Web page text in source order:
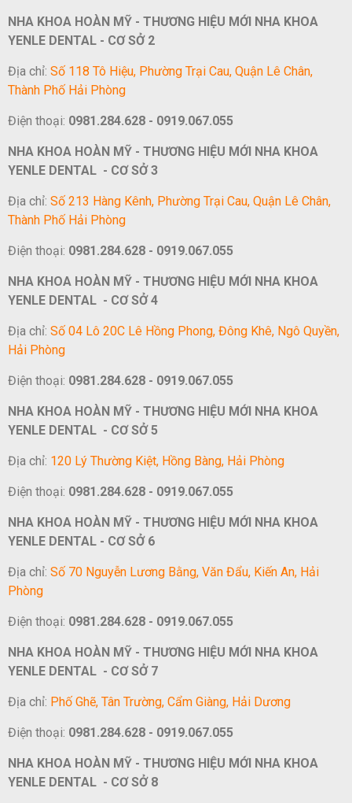
NHA KHOA HOÀN MỸ - THƯƠNG HIỆU MỚI NHA KHOA
YENLE DENTAL - CƠ SỞ 2
Địa chỉ: Số 118 Tô Hiệu, Phường Trại Cau, Quận Lê Chân,
Thành Phố Hải Phòng
Điện thoại: 0981.284.628 - 0919.067.055
NHA KHOA HOÀN MỸ - THƯƠNG HIỆU MỚI NHA KHOA
YENLE DENTAL - CƠ SỞ 3
Địa chỉ: Số 213 Hàng Kênh, Phường Trại Cau, Quận Lê Chân,
Thành Phố Hải Phòng
Điện thoại: 0981.284.628 - 0919.067.055
NHA KHOA HOÀN MỸ - THƯƠNG HIỆU MỚI NHA KHOA
YENLE DENTAL - CƠ SỞ 4
Địa chỉ: Số 04 Lô 20C Lê Hồng Phong, Đông Khê, Ngô Quyền,
Hải Phòng
Điện thoại: 0981.284.628 - 0919.067.055
NHA KHOA HOÀN MỸ - THƯƠNG HIỆU MỚI NHA KHOA
YENLE DENTAL - CƠ SỞ 5
Địa chỉ: 120 Lý Thường Kiệt, Hồng Bàng, Hải Phòng
Điện thoại: 0981.284.628 - 0919.067.055
NHA KHOA HOÀN MỸ - THƯƠNG HIỆU MỚI NHA KHOA
YENLE DENTAL - CƠ SỞ 6
Địa chỉ: Số 70 Nguyễn Lương Bằng, Văn Đẩu, Kiến An, Hải
Phòng
Điện thoại: 0981.284.628 - 0919.067.055
NHA KHOA HOÀN MỸ - THƯƠNG HIỆU MỚI NHA KHOA
YENLE DENTAL - CƠ SỞ 7
Địa chỉ: Phố Ghẽ, Tân Trường, Cẩm Giàng, Hải Dương
Điện thoại: 0981.284.628 - 0919.067.055
NHA KHOA HOÀN MỸ - THƯƠNG HIỆU MỚI NHA KHOA
YENLE DENTAL - CƠ SỞ 8